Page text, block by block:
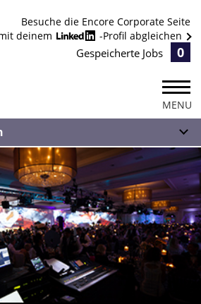
Besuche die Encore Corporate Seite
deinem
-Profil abgleichen
Gespeicherte Jobs 0
MENU